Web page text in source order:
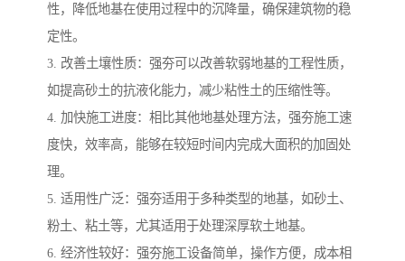
性，降低地基在使用过程中的沉降量，确保建筑物的稳
定性。
3. 改善土壤性质：强夯可以改善软弱地基的工程性质，
如提高砂土的抗液化能力，减少粘性土的压缩性等。
4. 加快施工进度：相比其他地基处理方法，强夯施工速
度快，效率高，能够在较短时间内完成大面积的加固处
理。
5. 适用性广泛：强夯适用于多种类型的地基，如砂土、
粉土、粘土等，尤其适用于处理深厚软土地基。
6. 经济性较好：强夯施工设备简单，操作方便，成本相